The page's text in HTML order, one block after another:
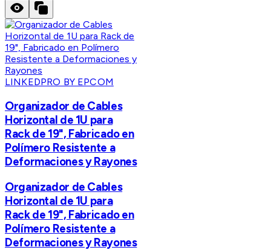
LINKEDPRO BY EPCOM
Organizador de Cables
Horizontal de 1U para
Rack de 19", Fabricado en
Polímero Resistente a
Deformaciones y Rayones
Organizador de Cables
Horizontal de 1U para
Rack de 19", Fabricado en
Polímero Resistente a
Deformaciones y Rayones